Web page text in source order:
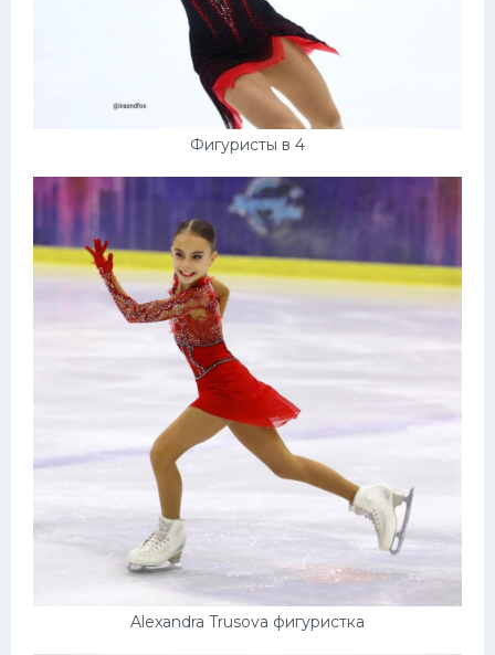
Фигуристы в 4
Alexandra Trusova фигуристка